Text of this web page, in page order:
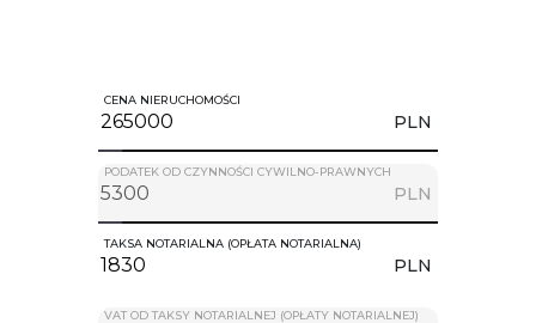
CENA NIERUCHOMOŚCI
PLN
PODATEK OD CZYNNOŚCI CYWILNO-PRAWNYCH
PLN
TAKSA NOTARIALNA (OPŁATA NOTARIALNA)
PLN
VAT OD TAKSY NOTARIALNEJ (OPŁATY NOTARIALNEJ)